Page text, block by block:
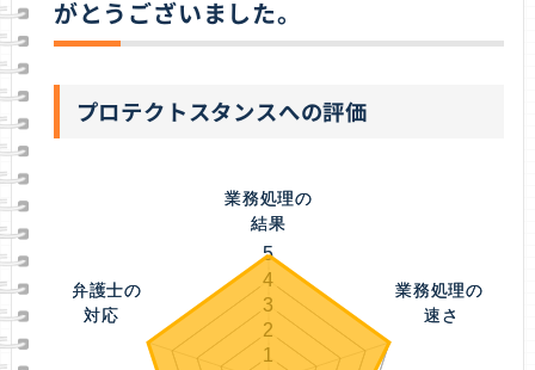
がとうございました。
プロテクトスタンスへの評価